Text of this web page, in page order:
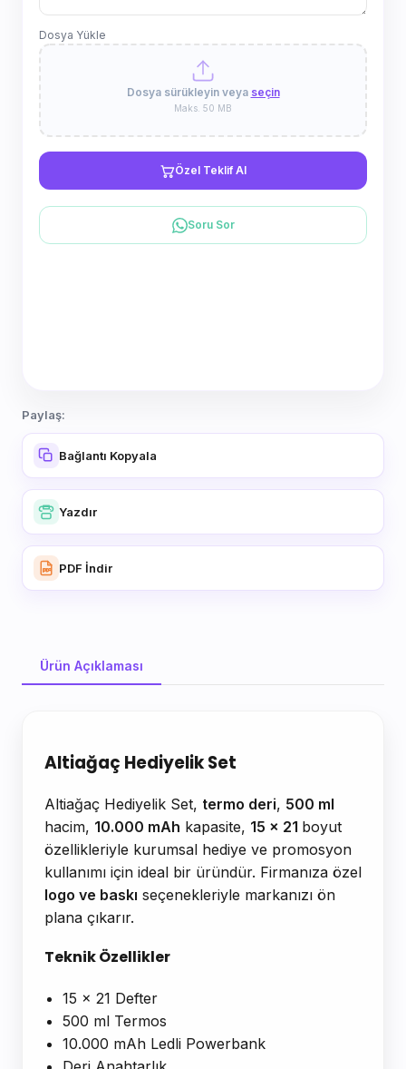
Dosya Yükle
Dosya sürükleyin veya seçin
Maks. 50 MB
Özel Teklif Al
Soru Sor
Paylaş:
Bağlantı Kopyala
Yazdır
PDF İndir
Ürün Açıklaması
Altiağaç Hediyelik Set
Altiağaç Hediyelik Set, termo deri, 500 ml
hacim, 10.000 mAh kapasite, 15 x 21 boyut
özellikleriyle kurumsal hediye ve promosyon
kullanımı için ideal bir üründür. Firmanıza özel
logo ve baskı seçenekleriyle markanızı ön
plana çıkarır.
Teknik Özellikler
15 x 21 Defter
500 ml Termos
10.000 mAh Ledli Powerbank